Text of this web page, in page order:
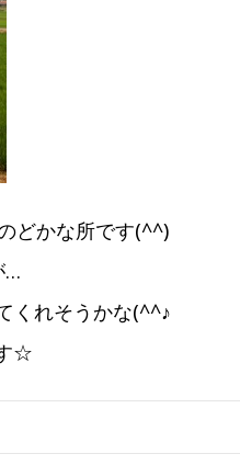
どかな所です(^^)
…
くれそうかな(^^♪
☆